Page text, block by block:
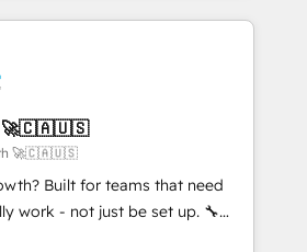
utilizam a Nexforce. Somos
HubSpot na América Latina e
de sucesso do cliente da
CMS portal development,
Partner and we contribute
'good work
have worked with incredible
some of them on our website,
🚀🇨🇦🇺🇸
🚀🇨🇦🇺🇸
Built for teams that need
work - not just be set up. 🔧
migrations,